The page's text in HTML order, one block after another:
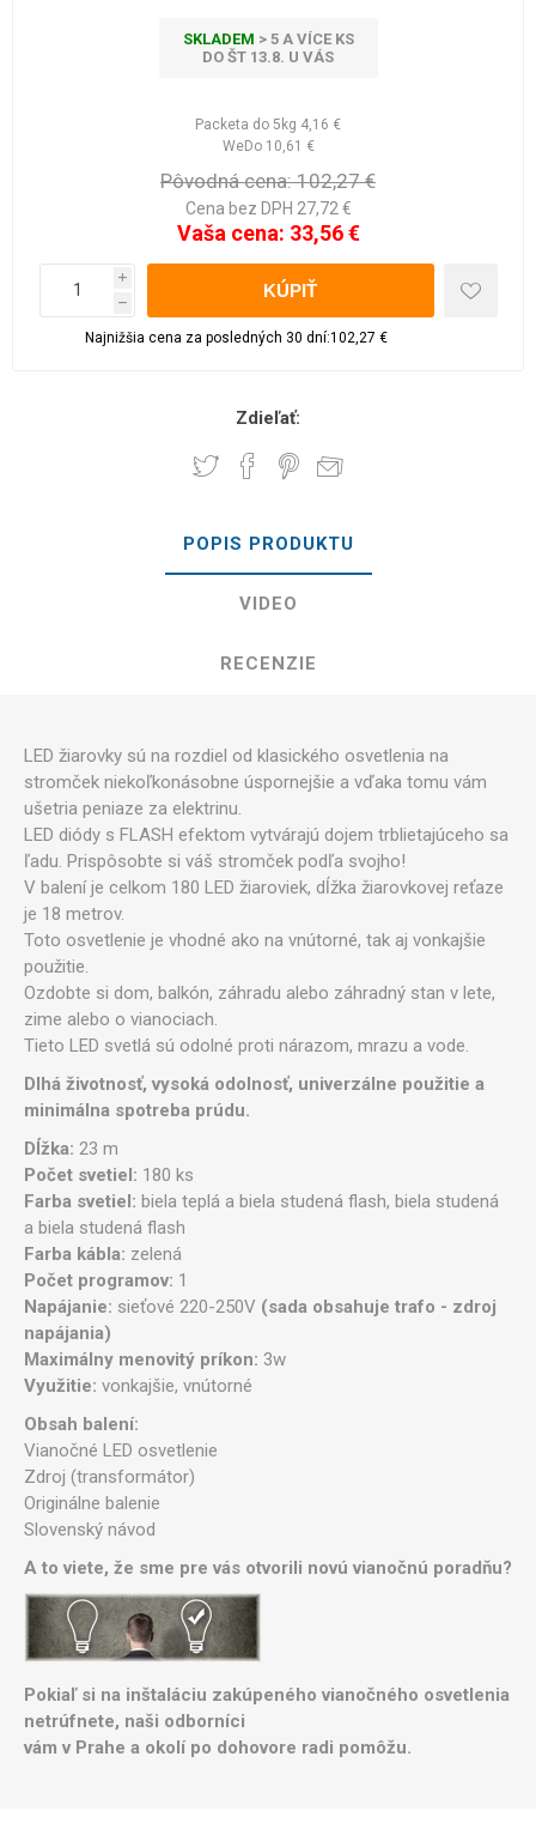
SKLADEM > 5 A VÍCE KS
DO ŠT 13.8. U VÁS
Packeta do 5kg 4,16 €
WeDo 10,61 €
Pôvodná cena: 102,27 €
Cena bez DPH 27,72 €
Vaša cena: 33,56 €
i
h
Najnižšia cena za posledných 30 dní:102,27 €
Zdieľať:
POPIS PRODUKTU
VIDEO
RECENZIE
LED žiarovky sú na rozdiel od klasického osvetlenia na
stromček niekoľkonásobne úspornejšie a vďaka tomu vám
ušetria peniaze za elektrinu.
LED diódy s FLASH efektom vytvárajú dojem trblietajúceho sa
ľadu. Prispôsobte si váš stromček podľa svojho!
V balení je celkom 180 LED žiaroviek, dĺžka žiarovkovej reťaze
je 18 metrov.
Toto osvetlenie je vhodné ako na vnútorné, tak aj vonkajšie
použitie.
Ozdobte si dom, balkón, záhradu alebo záhradný stan v lete,
zime alebo o vianociach.
Tieto LED svetlá sú odolné proti nárazom, mrazu a vode.
Dlhá životnosť, vysoká odolnosť, univerzálne použitie a
minimálna spotreba prúdu.
Dĺžka: 23 m
Počet svetiel: 180 ks
Farba svetiel: biela teplá a biela studená flash, biela studená
a biela studená flash
Farba kábla: zelená
Počet programov: 1
Napájanie: sieťové 220-250V (sada obsahuje trafo - zdroj
napájania)
Maximálny menovitý príkon: 3w
Využitie: vonkajšie, vnútorné
Obsah balení:
Vianočné LED osvetlenie
Zdroj (transformátor)
Originálne balenie
Slovenský návod
A to viete, že sme pre vás otvorili novú vianočnú poradňu?
Pokiaľ si na inštaláciu zakúpeného vianočného osvetlenia
netrúfnete, naši odborníci
vám v Prahe a okolí po dohovore radi pomôžu.